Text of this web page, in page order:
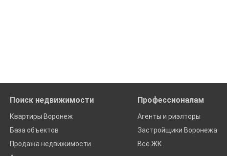
Поиск недвижимости
Квартиры Воронеж
База объектов
Продажа недвижимости
Профессионалам
Агенты и риэлторы
Застройщики Воронежа
Все ЖК